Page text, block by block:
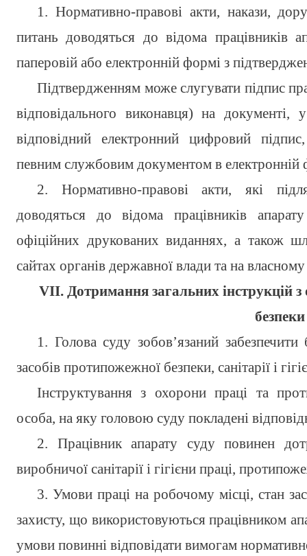
1. Нормативно-правові акти, накази,
питань доводяться до відома працівників
паперовій або електронній формі з
Підтвердженням може слугувати підпис
відповідального виконавця) на документі,
відповідний електронний цифровий
певним службовим документом в електронній
2. Нормативно-правові акти, які
доводяться до відома працівників
офіційних друкованих виданнях, а також
сайтах органів державної влади та на
VІІ. Дотримання загальних інструкцій
безпеки
1. Голова суду зобов’язаний
засобів протипожежної безпеки, санітарії і
Інструктування з охорони праці та
особа, на яку головою суду покладені
2. Працівник апарату суду повинен
виробничої санітарії і гігієни праці,
3. Умови праці на робочому місці, стан
захисту, що використовуються працівником
умови повинні відповідати вимогам